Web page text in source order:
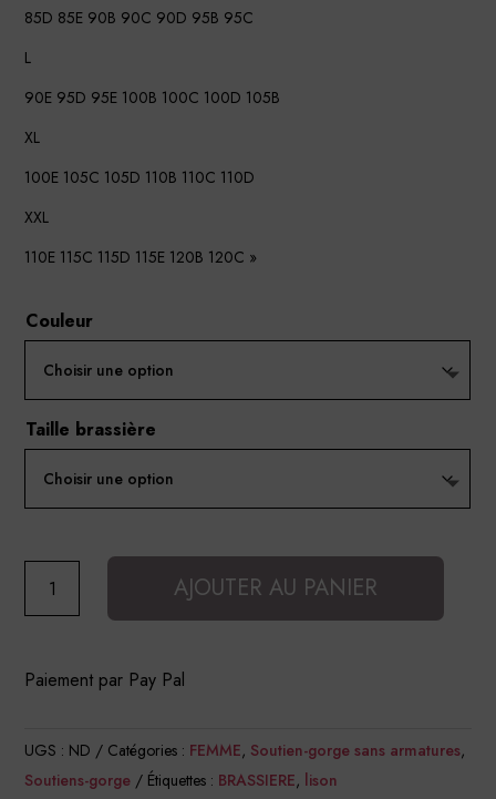
85D 85E 90B 90C 90D 95B 95C
L
90E 95D 95E 100B 100C 100D 105B
XL
100E 105C 105D 110B 110C 110D
XXL
110E 115C 115D 115E 120B 120C »
Couleur
Taille brassière
opératoire
Coton
Bio
AJOUTER AU PANIER
Paiement par Pay Pal
UGS : ND Catégories : FEMME, Soutien-gorge sans armatures,
Soutiens-gorge
Étiquettes : BRASSIERE, lison